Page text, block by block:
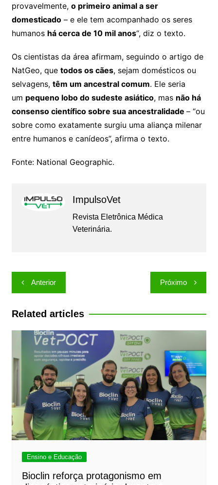
provavelmente, o primeiro animal a ser
domesticado– e ele tem acompanhado os seres
humanos há cerca de 10 mil anos“, diz o texto.
Os cientistas da área afirmam, seguindo o artigo de
NatGeo, que todos os cães, sejam domésticos ou
selvagens, têm um ancestral comum. Ele seria
um pequeno lobo do sudeste asiático, mas não há
consenso científico sobre sua ancestralidade – “ou
sobre como exatamente surgiu uma aliança milenar
entre humanos e canídeos”, afirma o texto.
Fonte: National Geographic.
ImpulsoVet
Revista Eletrônica Médica
Veterinária.
Navegação
de
Post
Anterior Próximo
Related articles
Ensino e Educação
Bioclin reforça protagonismo em